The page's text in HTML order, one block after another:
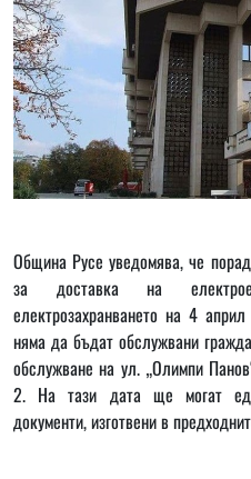
Община Русе уведомява, че
за доставка на
електрозахранването на 4
няма да бъдат обслужвани
обслужване на ул. „Олимпи
2. На тази дата ще могат
документи, изготвени в